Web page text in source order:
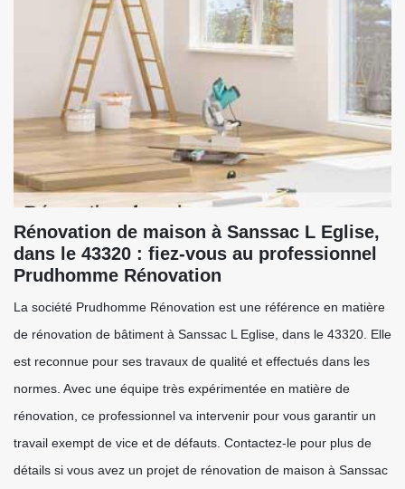
Rénovation de maison à Sanssac L Eglise,
dans le 43320 : fiez-vous au professionnel
Prudhomme Rénovation
La société Prudhomme Rénovation est une référence en matière
de rénovation de bâtiment à Sanssac L Eglise, dans le 43320. Elle
est reconnue pour ses travaux de qualité et effectués dans les
normes. Avec une équipe très expérimentée en matière de
rénovation, ce professionnel va intervenir pour vous garantir un
travail exempt de vice et de défauts. Contactez-le pour plus de
détails si vous avez un projet de rénovation de maison à Sanssac